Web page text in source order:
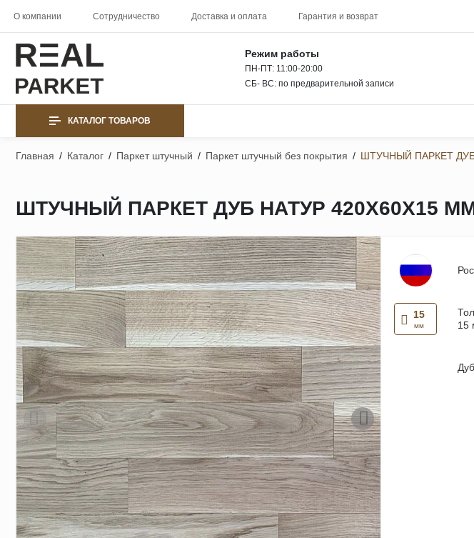
О компании Сотрудничество Доставка и оплата Гарантия и возврат
Режим работы
ПН-ПТ: 11:00-20:00
СБ- ВС: по предварительной записи
КАТАЛОГ ТОВАРОВ
Главная / Каталог / Паркет штучный / Паркет штучный без покрытия / ШТУЧНЫЙ ПАРКЕТ
ШТУЧНЫЙ ПАРКЕТ ДУБ НАТУР 420Х60Х15
15
мм
15
Дуб